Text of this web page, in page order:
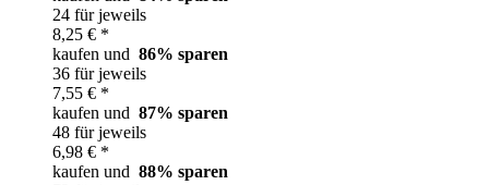
24 für jeweils
8,25 € *
kaufen und 86% sparen
36 für jeweils
7,55 € *
kaufen und 87% sparen
48 für jeweils
6,98 € *
kaufen und 88% sparen